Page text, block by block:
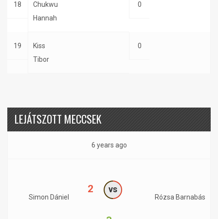
18
Chukwu
Hannah
0
19
Kiss
Tibor
0
LEJÁTSZOTT MECCSEK
6 years ago
Simon Dániel
2 vs
Rózsa Barnabás